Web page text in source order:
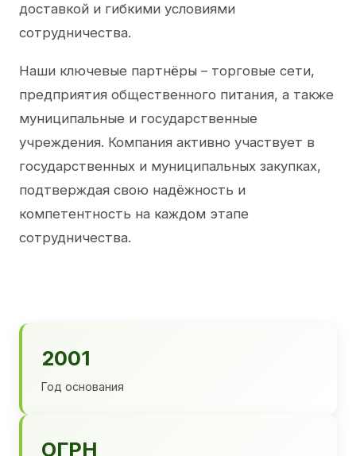
доставкой и гибкими условиями
сотрудничества.
Наши ключевые партнёры – торговые сети,
предприятия общественного питания, а также
муниципальные и государственные
учреждения. Компания активно участвует в
государственных и муниципальных закупках,
подтверждая свою надёжность и
компетентность на каждом этапе
сотрудничества.
2001
Год основания
ОГРН